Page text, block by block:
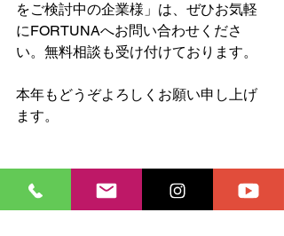
をご検討中の企業様」は、ぜひお気軽
にFORTUNAへお問い合わせくださ
い。無料相談も受け付けております。
本年もどうぞよろしくお願い申し上げ
ます。